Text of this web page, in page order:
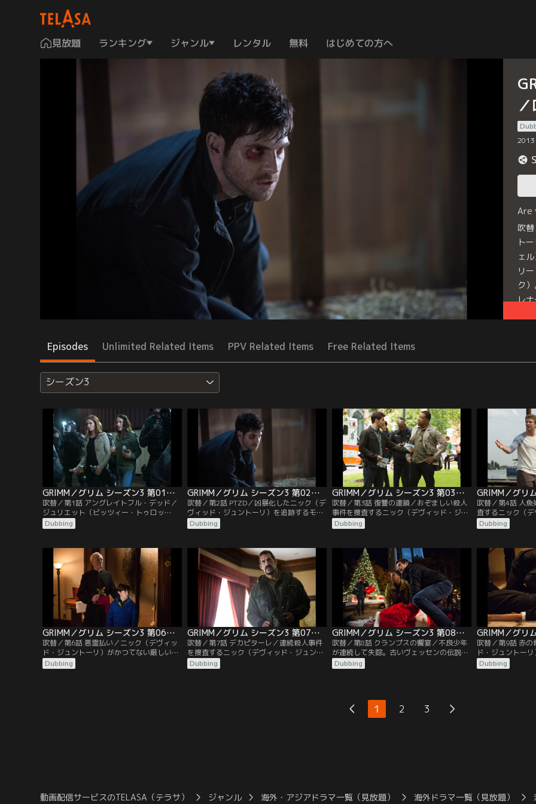
見放題 ランキング ジャンル レンタル 無料 はじめての方へ
2013
Are
吹
ト
ェ
リ
ク
レ
Episodes Unlimited Related Items PPV Related Items Free Related Items
シーズン3
GRIMM／グリム シーズン3 第01話／吹替
吹替／第1話 アングレイトフル・デッド／
ジュリエット（ビッツィー・トゥロッ
ク）、モンロー（サイラス・ウェイア・ミ
ッチェル）、ロザリー（ブリー・ターナ
の応援を得て、ゾンビの襲撃を防ぎなが
ら、ニック（デヴィッド・ジュントーリ）
はどうなったのか調べようとする。真実を
知るレナード警部（サッシャ・ロイズ）
Dubbing
GRIMM／グリム シーズン3 第02話／吹替
吹替／第2話 PTZD／凶暴化したニック（デ
ヴィッド・ジュントーリ）を追跡するモン
ロー（サイラス・ウェイア・ミッチェ
ル）、ハンク（ラッセル・ホーンズビ
ュリエット（ビッツィー・トゥロック）。
被害が広がる前に捜し出して回復させねば
ならない。レナード警部（サッシャ・ロイ
ズ）はゾンビ騒ぎの後片付け。
Dubbing
GRIMM／グリム シーズン3 第03話／吹替
吹替／第3話 復讐の連鎖／おぞましい殺人
事件を捜査するニック（デヴィッド・ジュ
ントーリ）とハンク（ラッセル・ホーンズ
ビー）。ニックとモンロー（サイラス・ウ
の争いがまた始まったのだ。王家の一員の
死の知らせを受けて、大物たちが動き始め
ている。一方で、ニックは最近の事件にも
かかわらず…。
Dubbing
吹替／第4話 人
査するニック（
リ）とハンク（
ー）。犠牲者の
センの一族か…。
ナー）はモンロ
ミッチェル）の
（サッシャ・ロ
Dubbing
GRIMM／グリム シーズン3 第06話／吹替
吹替／第6話 悪霊払い／ニック（デヴィッ
ド・ジュントーリ）がかつてない厳しい試
練に直面する。ニックとハンク（ラッセ
ル・ホーンズビー）が捜査する事件には、
Dubbing
GRIMM／グリム シーズン3 第07話／吹替
吹替／第7話 デカピターレ／連続殺人事件
を捜査するニック（デヴィッド・ジュント
ーリ）。100年前からの都市伝説がポート
ランドの下水道で現実になる。ヨーロッパ
Dubbing
GRIMM／グリム シーズン3 第08話／吹替
吹替／第8話 クランプスの饗宴／不良少年
が連続して失踪。古いヴェッセンの伝説に
ある邪悪なサンタの仕業らしい。ニック
（デヴィッド・ジュントーリ）とハンク
イア・ミッチェル）はジュリエット（ビッ
ツィー・トゥロック）の助力を得てロザリ
ー（ブリー・ターナー）を喜ばせようとす
Dubbing
吹替／第9話 赤
ド・ジュントー
ホーンズビー）
療師だが、その
Dubbing
1 2 3
動画配信サービスのTELASA（テラサ） ジャンル 海外・アジアドラマ一覧（見放題） 海外ドラマ一覧（見放題）